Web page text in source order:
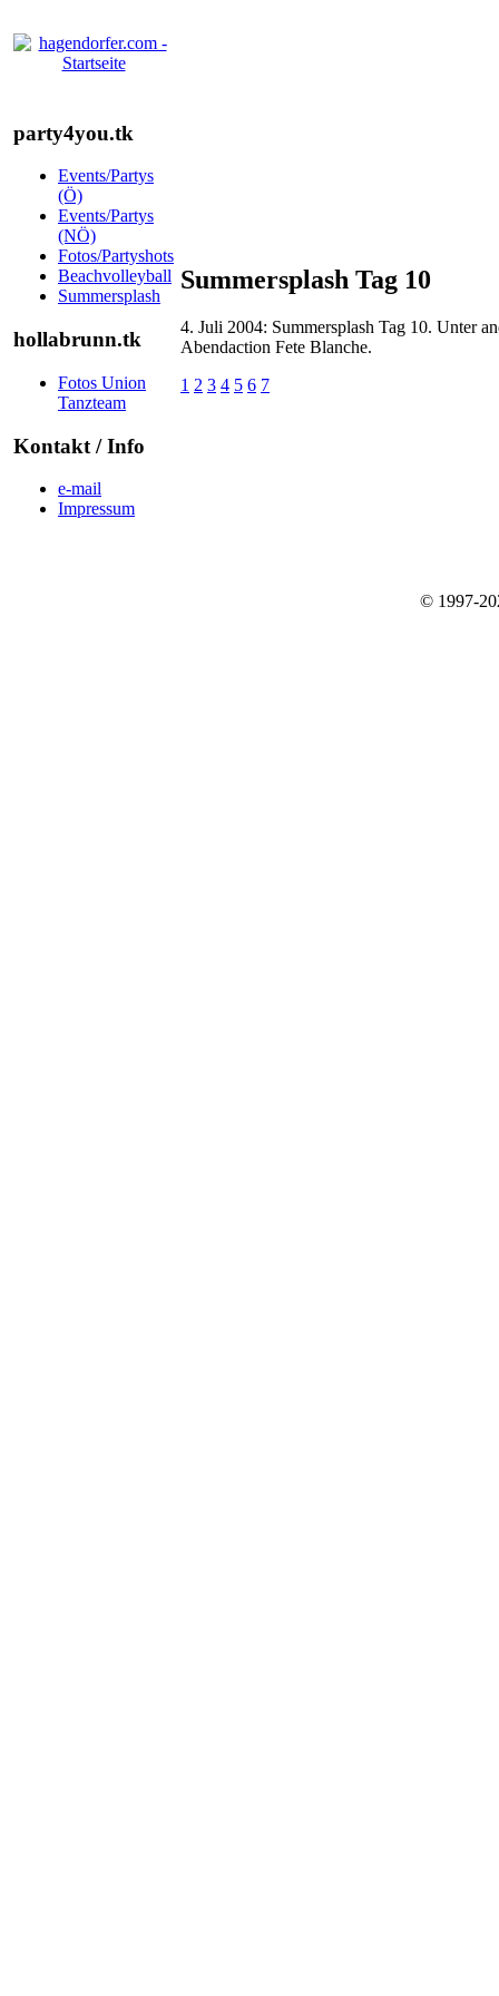
party4you.tk
Events/Partys
(Ö)
Events/Partys
(NÖ)
Fotos/Partyshots
Beachvolleyball
Summersplash
hollabrunn.tk
Fotos Union
Tanzteam
Kontakt / Info
e-mail
Impressum
Summersplash Tag 10
4. Juli 2004: Summersplash Tag 10. Unter
Abendaction Fete Blanche.
1 2 3 4 5 6 7
© 1997-